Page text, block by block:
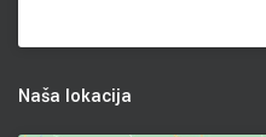
Naša lokacija